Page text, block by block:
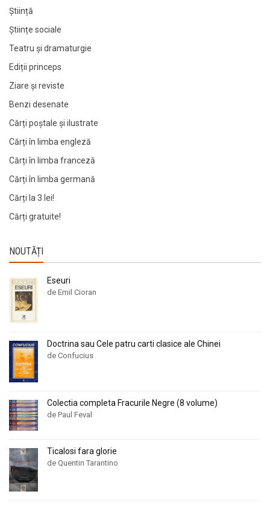
Știință
Științe sociale
Teatru și dramaturgie
Ediții princeps
Ziare şi reviste
Benzi desenate
Cărți poștale și ilustrate
Cărți în limba engleză
Cărți în limba franceză
Cărți în limba germană
Cărți la 3 lei!
Cărți gratuite!
NOUTĂȚI
Eseuri
de Emil Cioran
Doctrina sau Cele patru carti clasice ale Chinei
de Confucius
Colectia completa Fracurile Negre (8 volume)
de Paul Feval
Ticalosi fara glorie
de Quentin Tarantino